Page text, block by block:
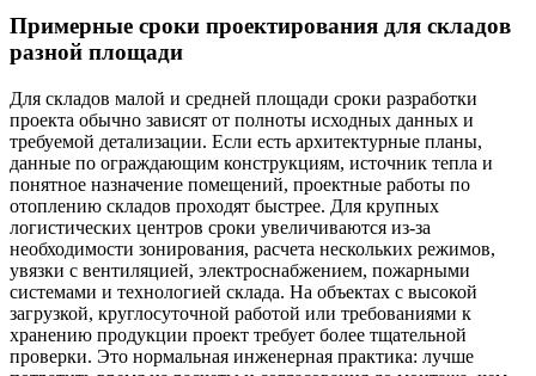
Примерные сроки проектирования для складов
разной площади
Для складов малой и средней площади сроки разработки
проекта обычно зависят от полноты исходных данных и
требуемой детализации. Если есть архитектурные планы,
данные по ограждающим конструкциям, источник тепла и
понятное назначение помещений, проектные работы по
отоплению складов проходят быстрее. Для крупных
логистических центров сроки увеличиваются из-за
необходимости зонирования, расчета нескольких режимов,
увязки с вентиляцией, электроснабжением, пожарными
системами и технологией склада. На объектах с высокой
загрузкой, круглосуточной работой или требованиями к
хранению продукции проект требует более тщательной
проверки. Это нормальная инженерная практика: лучше